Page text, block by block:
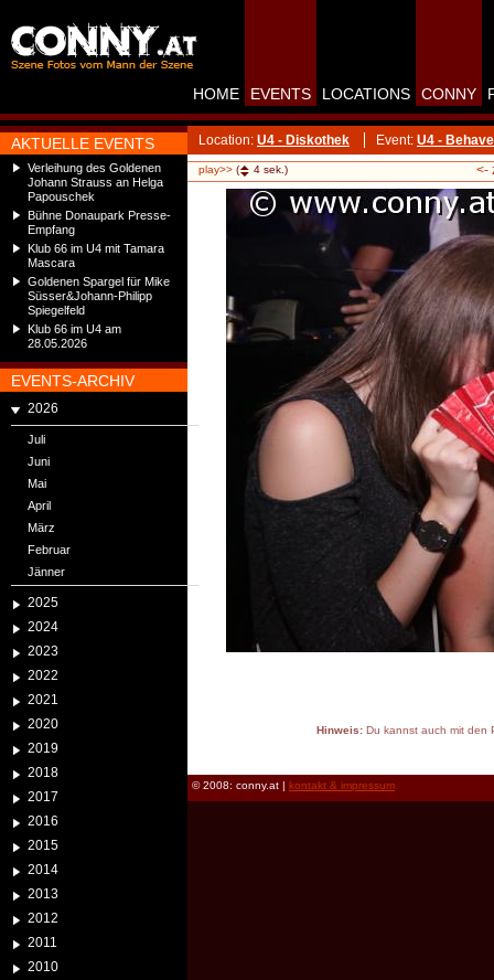
AKTUELLE EVENTS
Verleihung des Goldenen
Johann Strauss an Helga
Papouschek
Bühne Donaupark Presse-
Empfang
Klub 66 im U4 mit Tamara
Mascara
Goldenen Spargel für Mike
Süsser&Johann-Philipp
Spiegelfeld
Klub 66 im U4 am
28.05.2026
EVENTS-ARCHIV
2026
Juli
Juni
Mai
April
März
Februar
Jänner
2025
2024
2023
2022
2021
2020
2019
2018
2017
2016
2015
2014
2013
2012
2011
2010
HOME EVENTS LOCATIONS CONNY
Location: U4 - Diskothek Event: U4 - Behave
play>> ( 4 sek.) <-
Hinweis:Du kannst auch mit den
© 2008: conny.at | kontakt & impressum